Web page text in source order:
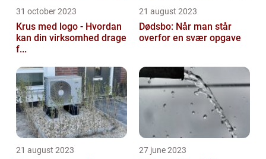
31 october 2023
Krus med logo - Hvordan
kan din virksomhed drage
f...
21 august 2023
Dødsbo: Når man står
overfor en svær opgave
21 august 2023 27 june 2023